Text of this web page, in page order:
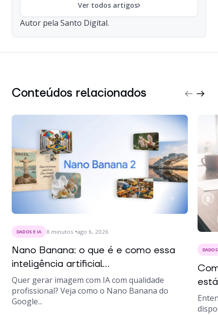
Ver todos artigos
Autor pela Santo Digital.
Conteúdos relacionados
DADOS E IA 8 minutos ago 6, 2026
Nano Banana: o que é e como essa
inteligência artificial...
Quer gerar imagem com IA com qualidade
profissional? Veja como o Nano Banana do
Google...